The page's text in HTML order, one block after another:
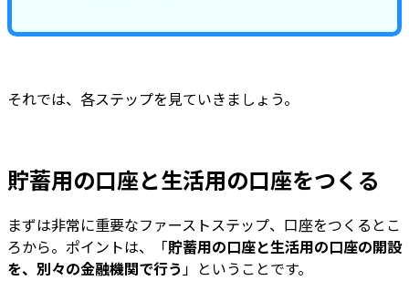
それでは、各ステップを見ていきましょう。
貯蓄用の口座と生活用の口座をつくる
まずは非常に重要なファーストステップ、口座をつくるとこ
ろから。ポイントは、「貯蓄用の口座と生活用の口座の開設
を、別々の金融機関で行う」ということです。